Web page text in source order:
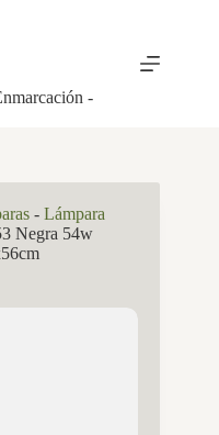
-
- Lámpara
Negra 54w